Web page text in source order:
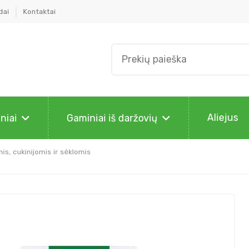
Kontaktai
Gaminiai iš daržovių Aliejus
cukinijomis ir sėklomis